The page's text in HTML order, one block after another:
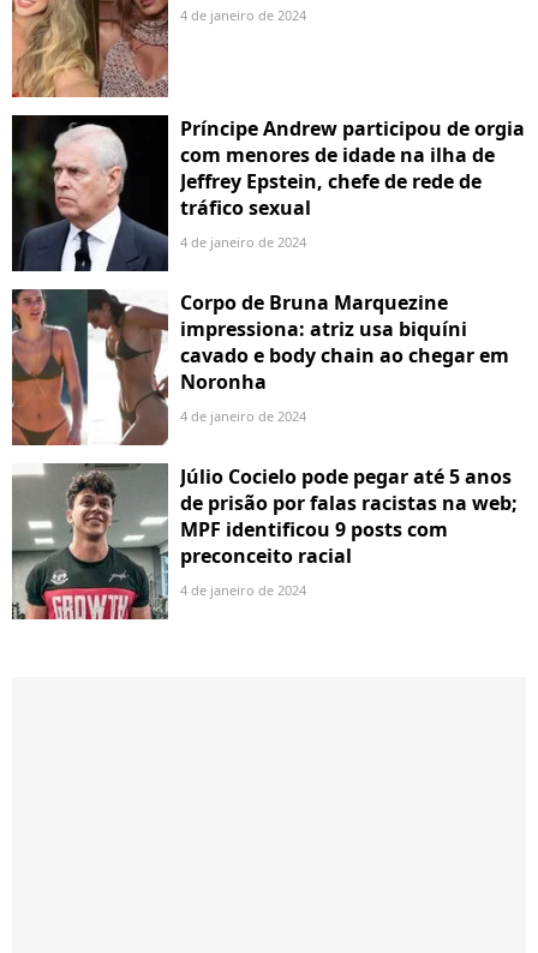
4 de janeiro de 2024
Príncipe Andrew participou de orgia
com menores de idade na ilha de
Jeffrey Epstein, chefe de rede de
tráfico sexual
4 de janeiro de 2024
Corpo de Bruna Marquezine
impressiona: atriz usa biquíni
cavado e body chain ao chegar em
Noronha
4 de janeiro de 2024
Júlio Cocielo pode pegar até 5 anos
de prisão por falas racistas na web;
MPF identificou 9 posts com
preconceito racial
4 de janeiro de 2024